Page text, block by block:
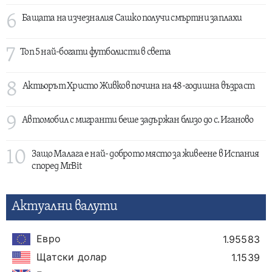
6 Бащата на изчезналия Сашко получи смъртни заплахи
7 Топ 5 най-богати футболисти в света
8 Актьорът Христо Живков почина на 48-годишна възраст
9 Автомобил с мигранти беше задържан близо до с. Иганово
10
Защо Малага е най- доброто място за живеене в Испания
според MrBit
Актуални валути
Евро
1.95583
Щатски долар
1.1539